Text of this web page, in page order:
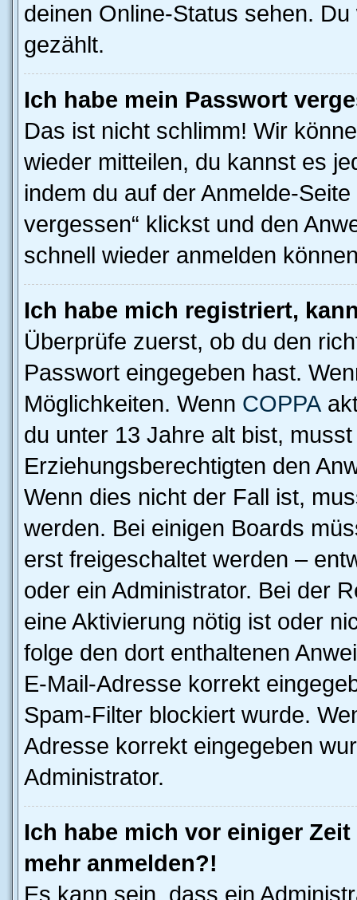
deinen Online-Status sehen.
gezählt.
Ich habe mein Passwort
Das ist nicht schlimm! Wir
wieder mitteilen, du kannst es
indem du auf der Anmelde-
vergessen“ klickst und den
schnell wieder anmelden
Ich habe mich registriert,
Überprüfe zuerst, ob du den
Passwort eingegeben hast.
Möglichkeiten. Wenn COPPA
du unter 13 Jahre alt bist,
Erziehungsberechtigten den
Wenn dies nicht der Fall ist,
werden. Bei einigen Boards
erst freigeschaltet werden –
oder ein Administrator. Bei der
eine Aktivierung nötig ist oder
folge den dort enthaltenen
E-Mail-Adresse korrekt
Spam-Filter blockiert wurde.
Adresse korrekt eingegeben
Administrator.
Ich habe mich vor einiger
mehr anmelden?!
Es kann sein, dass ein